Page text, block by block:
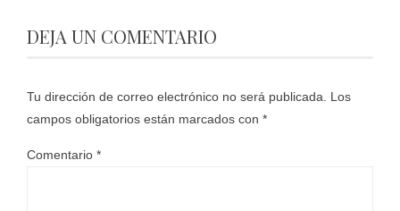
DEJA UN COMENTARIO
Tu dirección de correo electrónico no será publicada.
Los
campos obligatorios están marcados con *
Comentario *